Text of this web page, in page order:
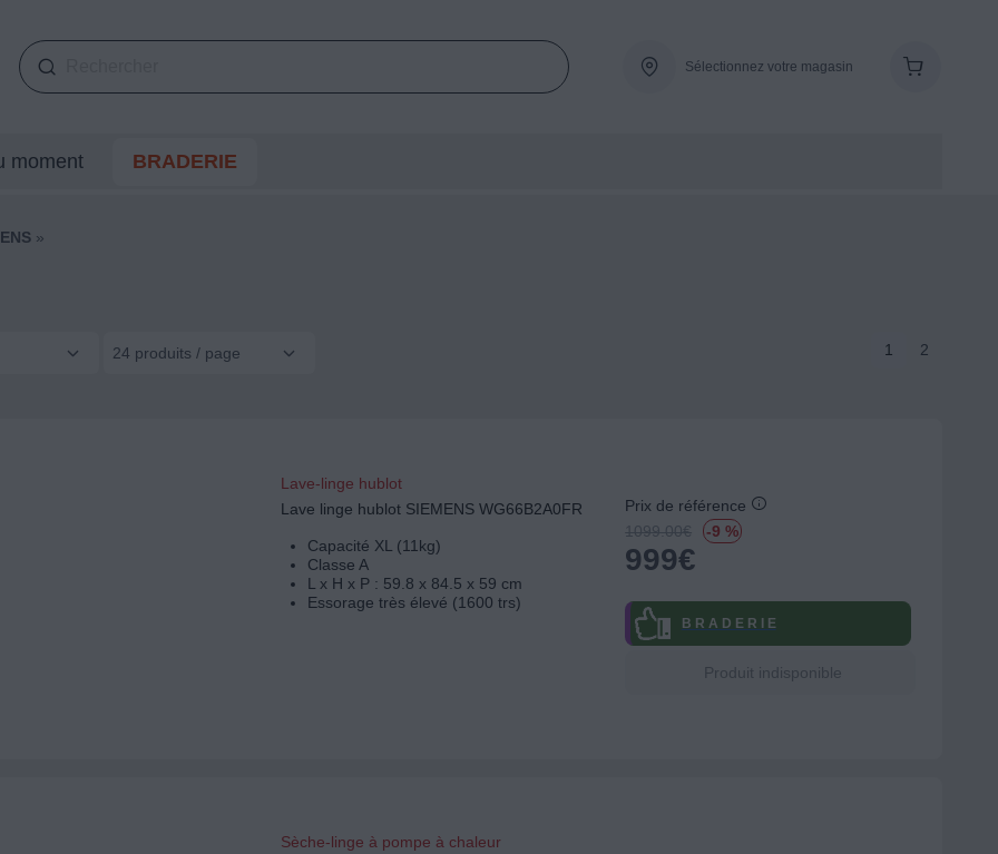
Sélectionnez votre magasin
moment BRADERIE
»
24 produits / page 1 2
Lave-linge hublot
Lave linge hublot SIEMENS WG66B2A0FR
Capacité XL (11kg)
Classe A
L x H x P : 59.8 x 84.5 x 59 cm
Essorage très élevé (1600 trs)
Prix de référence
1099.00€ -9 %
999€
B R A D E R I E
Produit indisponible
Sèche-linge à pompe à chaleur